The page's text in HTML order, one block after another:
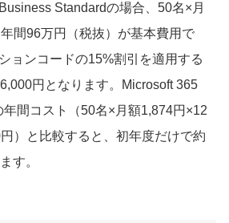
Standardの場合、50名×月
間96万円（税抜）が基本費用で
ョンコードの15%割引を適用する
円となります。Microsoft 365
間コスト（50名×月額1,874円×12
）と比較すると、初年度だけで約
す。